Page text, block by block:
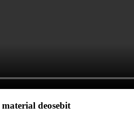
deosebit